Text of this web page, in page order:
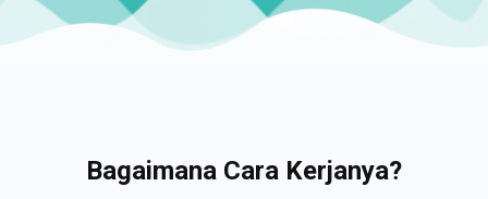
Bagaimana Cara Kerjanya?